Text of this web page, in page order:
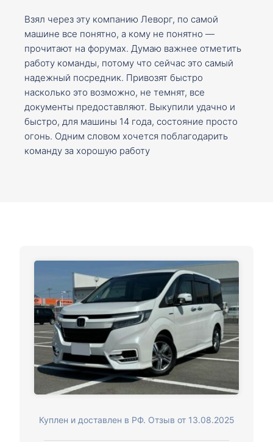
Взял через эту компанию Леворг, по самой
машине все понятно, а кому не понятно —
прочитают на форумах. Думаю важнее отметить
работу команды, потому что сейчас это самый
надежный посредник. Привозят быстро
насколько это возможно, не темнят, все
документы предоставляют. Выкупили удачно и
быстро, для машины 14 года, состояние просто
огонь. Одним словом хочется поблагодарить
команду за хорошую работу
Куплен и доставлен в РФ. Отзыв от 13.08.2025